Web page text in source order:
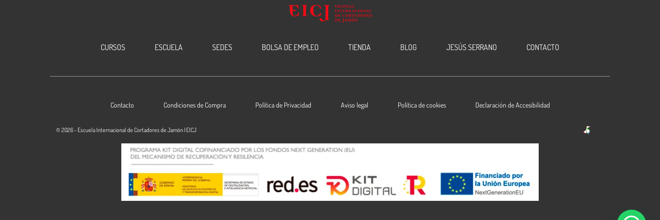
CURSOS ESCUELA SEDES BOLSA DE EMPLEO TIENDA BLOG JESÚS SERRANO CONTACTO
Contacto Condiciones de Compra Política de Privacidad Aviso legal Política de cookies Declaración de Accesibilidad
© 2026 - Escuela Internacional de Cortadores de Jamón | EICJ